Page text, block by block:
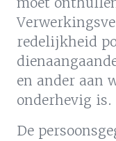
redelijkheid
en ander aan
onderhevig is.
De